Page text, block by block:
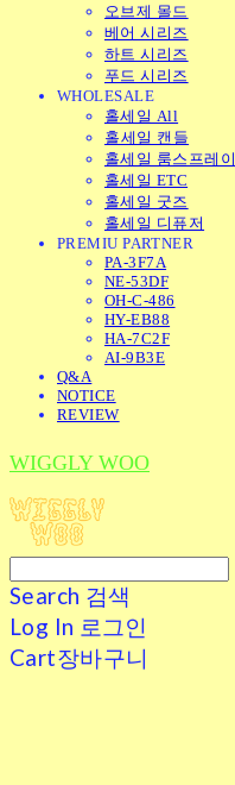
오브제 몰드
베어 시리즈
하트 시리즈
푸드 시리즈
WHOLESALE
홀세일 All
홀세일 캔들
홀세일 룸스프레이
홀세일 ETC
홀세일 굿즈
홀세일 디퓨저
PREMIU PARTNER
PA-3F7A
NE-53DF
OH-C-486
HY-EB88
HA-7C2F
AI-9B3E
Q&A
NOTICE
REVIEW
WIGGLY WOO
Search 검색
Log In 로그인
Cart장바구니